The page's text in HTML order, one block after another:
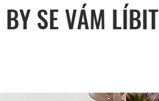
SE VÁM LÍBIT